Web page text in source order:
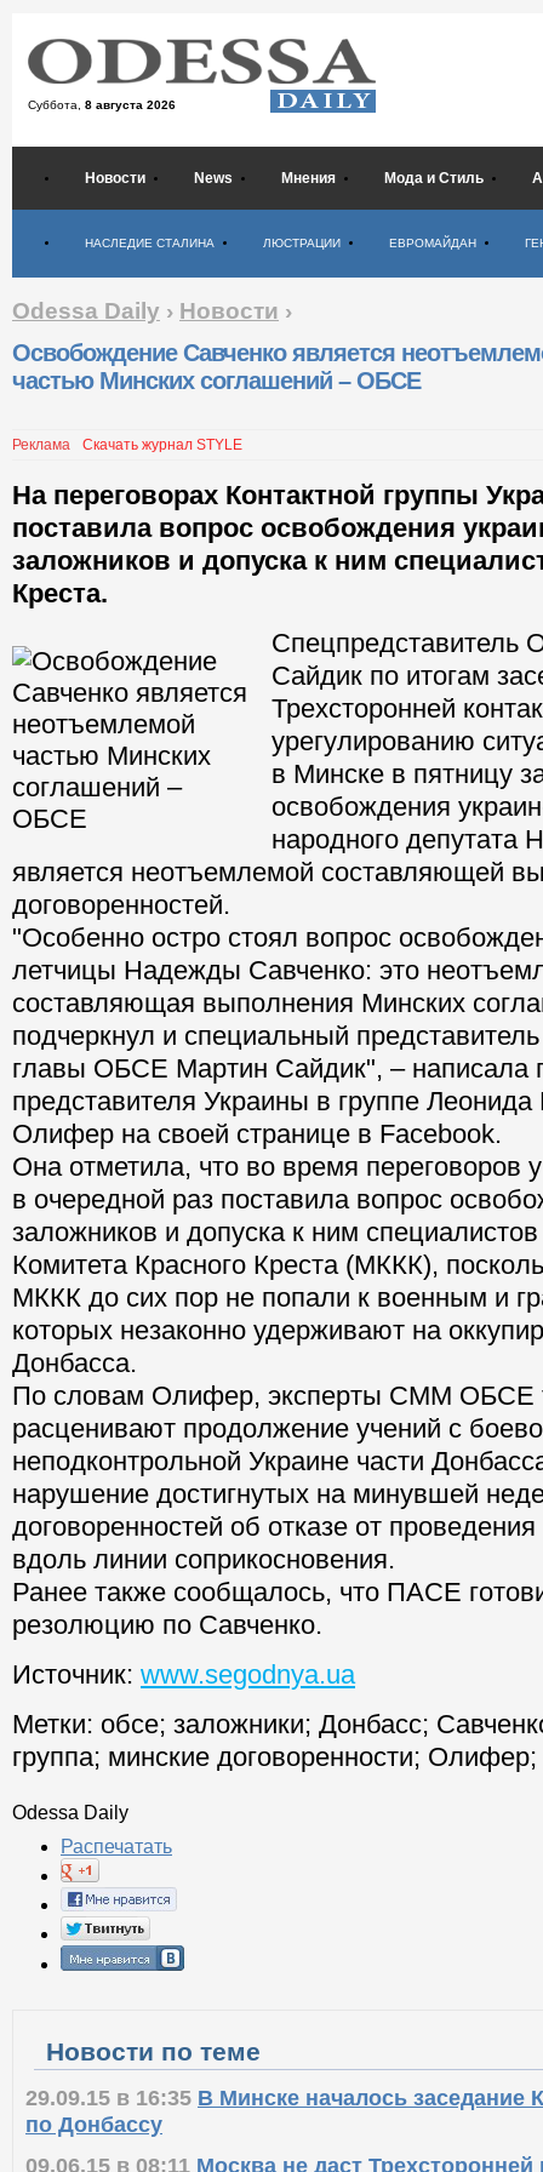
Суббота, 8 августа 2026
Новости News Мнения Мода и Стиль
НАСЛЕДИЕ СТАЛИНА ЛЮСТРАЦИИ ЕВРОМАЙДАН
Odessa Daily › Новости ›
Освобождение Савченко является
частью Минских соглашений – ОБСЕ
Реклама Скачать журнал STYLE
На переговорах Контактной группы
поставила вопрос освобождения
заложников и допуска к ним
Креста.
Спецпредставитель
Сайдик по итогам
Трехсторонней
урегулированию
в Минске в пятницу
освобождения
народного депутата
является неотъемлемой составляющей
договоренностей.
"Особенно остро стоял вопрос
летчицы Надежды Савченко: это
составляющая выполнения Минских
подчеркнул и специальный
главы ОБСЕ Мартин Сайдик", – написала
представителя Украины в группе
Олифер на своей странице в Facebook.
Она отметила, что во время переговоров
в очередной раз поставила вопрос
заложников и допуска к ним
Комитета Красного Креста (МККК),
МККК до сих пор не попали к военным и
которых незаконно удерживают на
Донбасса.
По словам Олифер, эксперты СММ ОБСЕ
расценивают продолжение учений с
неподконтрольной Украине части
нарушение достигнутых на минувшей
договоренностей об отказе от
вдоль линии соприкосновения.
Ранее также сообщалось, что ПАСЕ
резолюцию по Савченко.
Источник: www.segodnya.ua
Метки: обсе; заложники; Донбасс;
группа; минские договоренности; Олифер;
Odessa Daily
Распечатать
Новости по теме
29.09.15 в 16:35 В Минске началось заседание
по Донбассу
09.06.15 в 08:11 Москва не даст